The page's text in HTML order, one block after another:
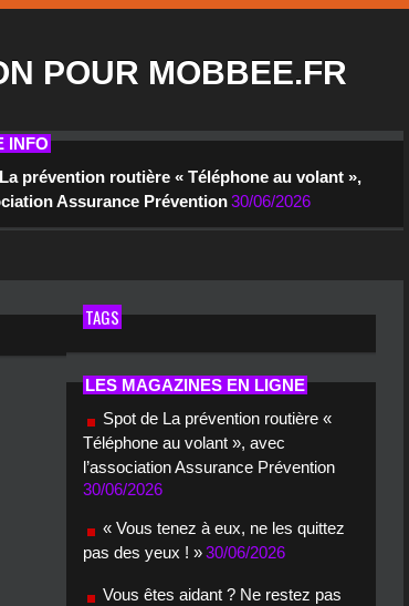
POUR MOBBEE.FR
INFO
prévention routière « Téléphone au volant »,
Assurance Prévention30/06/2026
TAGS
LES MAGAZINES EN LIGNE
Spot de La prévention routière «
Téléphone au volant », avec
l’association Assurance Prévention
30/06/2026
« Vous tenez à eux, ne les quittez
pas des yeux ! »30/06/2026
Vous êtes aidant ? Ne restez pas